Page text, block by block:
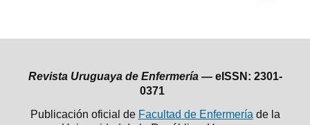
Revista Uruguaya de Enfermería — eISSN: 2301-
0371
Publicación oficial de Facultad de Enfermería de la